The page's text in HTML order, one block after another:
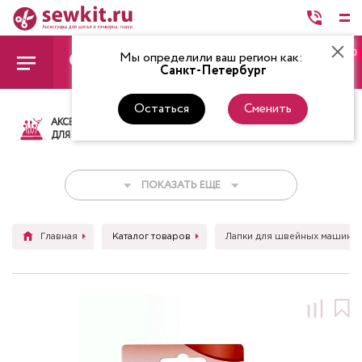
Мы определили ваш регион как:
Санкт-Петербург
Остаться Сменить
0
АКСЕССУАРЫ
ДЛЯ ШИТЬЯ
ТКАНИ НИТКИ
ПОКАЗАТЬ ЕЩЕ
Главная Каталог товаров Лапки для швейных машин